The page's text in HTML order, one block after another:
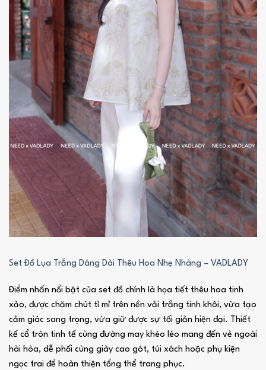
Set Đồ Lụa Trắng Dáng Dài Thêu Hoa Nhẹ Nhàng – VADLADY
Điểm nhấn nổi bật của set đồ chính là họa tiết thêu hoa tinh
xảo, được chăm chút tỉ mỉ trên nền vải trắng tinh khôi, vừa tạo
cảm giác sang trọng, vừa giữ được sự tối giản hiện đại. Thiết
kế cổ tròn tinh tế cùng đường may khéo léo mang đến vẻ ngoài
hài hòa, dễ phối cùng giày cao gót, túi xách hoặc phụ kiện
ngọc trai để hoàn thiện tổng thể trang phục.